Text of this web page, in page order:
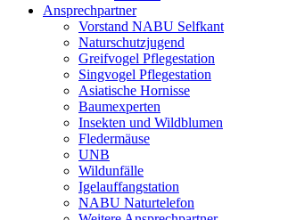
Ansprechpartner
Vorstand NABU Selfkant
Naturschutzjugend
Greifvogel Pflegestation
Singvogel Pflegestation
Asiatische Hornisse
Baumexperten
Insekten und Wildblumen
Fledermäuse
UNB
Wildunfälle
Igelauffangstation
NABU Naturtelefon